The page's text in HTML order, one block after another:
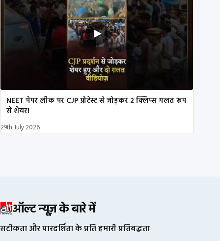
NEET पेपर लीक पर CJP प्रोटेस्ट से जोड़कर 2 क्लिप्स गलत रूप
से शेयर!
29th July 2026
ऑल्ट न्यूज़ के बारे में
सटीकता और पारदर्शिता के प्रति हमारी प्रतिबद्धता